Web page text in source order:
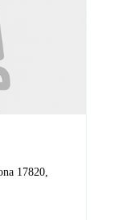
17820,